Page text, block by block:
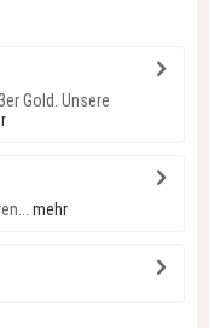
Gold. Unsere
mehr